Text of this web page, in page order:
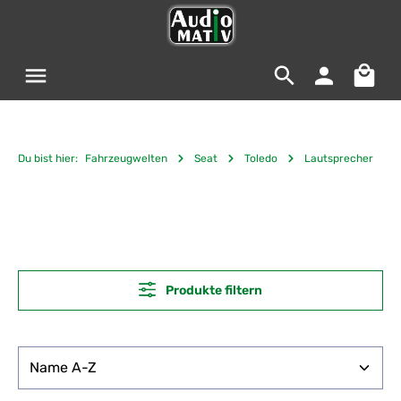
Du bist hier: Fahrzeugwelten Seat Toledo Lautsprecher
Produkte filtern